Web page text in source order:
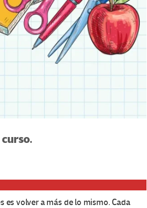
es volver a más de lo mismo. Cada